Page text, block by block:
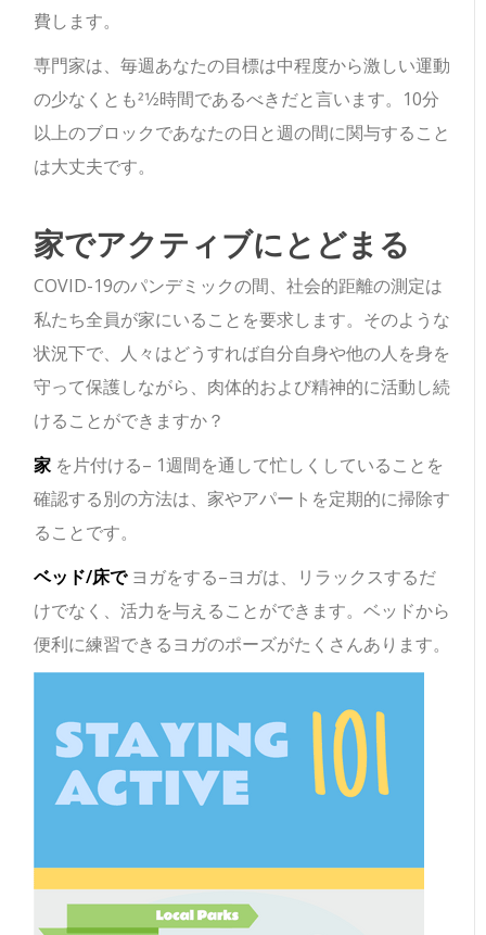
費します。
専門家は、毎週あなたの目標は中程度から激しい運動
の少なくとも21⁄2時間であるべきだと言います。10分
以上のブロックであなたの日と週の間に関与すること
は大丈夫です。
家でアクティブにとどまる
COVID-19のパンデミックの間、社会的距離の測定は
私たち全員が家にいることを要求します。そのような
状況下で、人々はどうすれば自分自身や他の人を身を
守って保護しながら、肉体的および精神的に活動し続
けることができますか？
家 を片付ける– 1週間を通して忙しくしていることを
確認する別の方法は、家やアパートを定期的に掃除す
ることです。
ベッド/床でヨガをする–ヨガは、リラックスするだ
けでなく、活力を与えることができます。ベッドから
便利に練習できるヨガのポーズがたくさんあります。